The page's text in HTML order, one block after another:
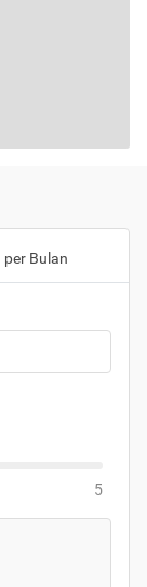
per Bulan
5